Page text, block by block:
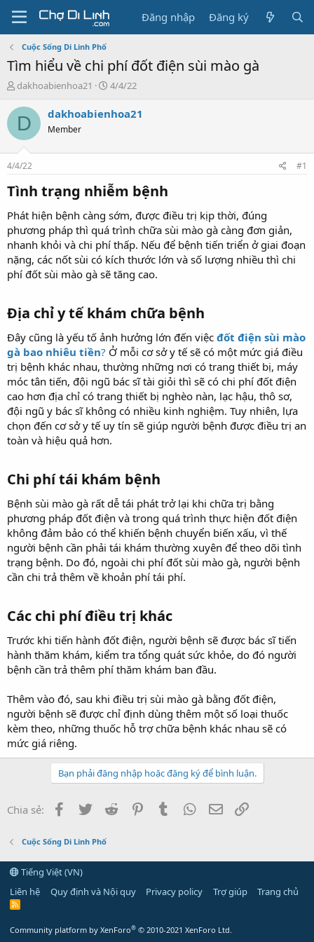
Đăng nhập Đăng ký
Cuộc Sống Di Linh Phố
Tìm hiểu về chi phí đốt điện sùi mào gà
T
r
a
s
t
a
r
t
e
r
dakhoabienhoa21
N
à
4/4/22
D dakhoabienhoa21
Member
4/4/22 #1
Tình trạng nhiễm bệnh​
Phát hiện bệnh càng sớm, được điều trị kịp thời, đúng
phương pháp thì quá trình chữa sùi mào gà càng đơn giản,
nhanh khỏi và chi phí thấp. Nếu để bệnh tiến triển ở giai đoạn
nặng, các nốt sùi có kích thước lớn và số lượng nhiều thì chi
phí đốt sùi mào gà sẽ tăng cao.
Địa chỉ y tế khám chữa bệnh​
Đây cũng là yếu tố ảnh hưởng lớn đến việc đốt điện sùi mào
gà bao nhiêu tiền? Ở mỗi cơ sở y tế sẽ có một mức giá điều
trị bệnh khác nhau, thường những nơi có trang thiết bị, máy
móc tân tiến, đội ngũ bác sĩ tài giỏi thì sẽ có chi phí đốt điện
cao hơn địa chỉ có trang thiết bị nghèo nàn, lạc hậu, thô sơ,
đội ngũ y bác sĩ không có nhiều kinh nghiệm. Tuy nhiên, lựa
chọn đến cơ sở y tế uy tín sẽ giúp người bệnh được điều trị an
toàn và hiệu quả hơn.
Chi phí tái khám bệnh​
Bệnh sùi mào gà rất dễ tái phát trở lại khi chữa trị bằng
phương pháp đốt điện và trong quá trình thực hiện đốt điện
không đảm bảo có thể khiến bệnh chuyển biến xấu, vì thế
người bệnh cần phải tái khám thường xuyên để theo dõi tình
trạng bệnh. Do đó, ngoài chi phí đốt sùi mào gà, người bệnh
cần chi trả thêm về khoản phí tái phí.
Các chi phí điều trị khác​
Trước khi tiến hành đốt điện, người bệnh sẽ được bác sĩ tiến
hành thăm khám, kiểm tra tổng quát sức khỏe, do đó người
bệnh cần trả thêm phí thăm khám ban đầu.
Thêm vào đó, sau khi điều trị sùi mào gà bằng đốt điện,
người bệnh sẽ được chỉ định dùng thêm một số loại thuốc
kèm theo, những thuốc hỗ trợ chữa bệnh khác nhau sẽ có
mức giá riêng.
Bạn phải đăng nhập hoặc đăng ký để bình luận.
Chia sẻ: Facebook
Twitter Reddit PinterestTumblr WhatsApp
Email
Cuộc Sống Di Linh Phố
Tiếng Việt (VN)
Liên hệ
Quy định và Nội quy Privacy policy Trợ giúp Trang chủ
R
Community platform by XenForo® © 2010-2021 XenForo Ltd.